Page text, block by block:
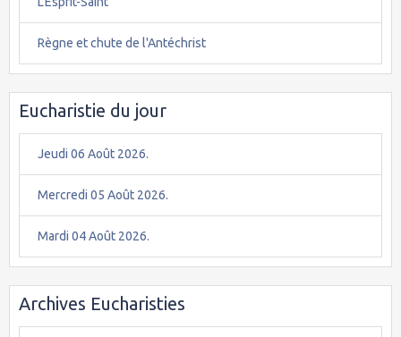
Règne et chute de l'Antéchrist
Eucharistie du jour
Jeudi 06 Août 2026.
Mercredi 05 Août 2026.
Mardi 04 Août 2026.
Archives Eucharisties